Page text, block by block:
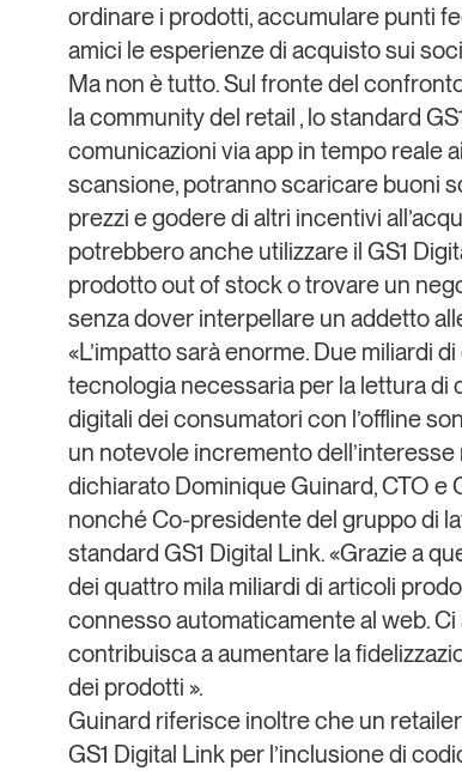
ordinare i prodotti, accumulare punti
amici le esperienze di acquisto sui
Ma non è tutto. Sul fronte del
la community del retail , lo standard
comunicazioni via app in tempo reale
scansione, potranno scaricare buoni
prezzi e godere di altri incentivi
potrebbero anche utilizzare il GS1
prodottoout of stocko trovare un
senza dover interpellare un addetto
«L’impatto sarà enorme. Due miliardi
tecnologia necessaria per la lettura di
digitali dei consumatori con l’offline
un notevole incremento
dichiarato Dominique Guinard, CTO e
nonché Co-presidente del gruppo di
standard GS1 Digital Link. «Grazie a
dei quattro mila miliardi di articoli
connesso automaticamente al web.
contribuisca a aumentare la
dei prodotti ».
Guinard riferisce inoltre che un
GS1 Digital Link per l’inclusione di